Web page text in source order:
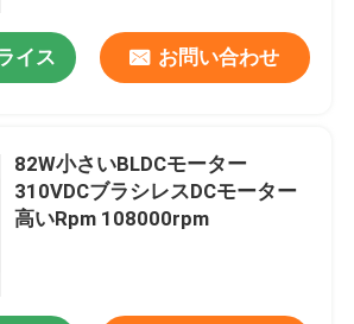
イス お問い合わせ
82W小さいBLDCモーター
310VDCブラシレスDCモーター
高いRpm 108000rpm